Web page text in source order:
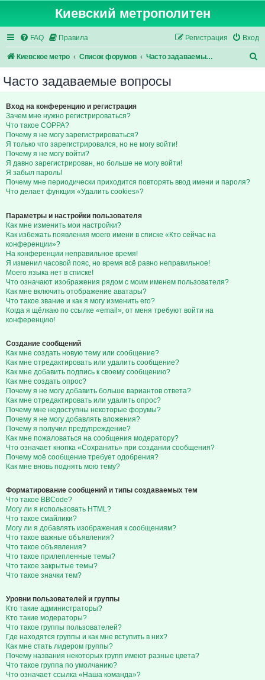
Киевский метрополитен
FAQ Правила Вход
Регистрация
Киевское метро Список форумов Часто задаваемые вопросы
Часто задаваемые вопросы
Вход на конференцию и регистрация
Зачем мне нужно регистрироваться?
Что такое COPPA?
Почему я не могу зарегистрироваться?
Я только что зарегистрировался, но не могу войти!
Почему я не могу войти?
Я давно зарегистрирован, но больше не могу войти!
Я забыл пароль!
Почему мне периодически приходится повторять ввод имени и пароля?
Что делает функция «Удалить cookies»?
Параметры и настройки пользователя
Как мне изменить мои настройки?
Как избежать появления моего имени в списке «Кто сейчас на
конференции»?
На конференции неправильное время!
Я изменил часовой пояс, но время всё равно неправильное!
Моего языка нет в списке!
Что означают изображения рядом с моим именем пользователя?
Как мне включить отображение аватары?
Что такое звание и как я могу изменить его?
Когда я щёлкаю по ссылке «email», от меня требуют войти на
конференцию!
Создание сообщений
Как мне создать новую тему или сообщение?
Как мне отредактировать или удалить сообщение?
Как мне добавить подпись к своему сообщению?
Как мне создать опрос?
Почему я не могу добавить больше вариантов ответа?
Как мне отредактировать или удалить опрос?
Почему мне недоступны некоторые форумы?
Почему я не могу добавлять вложения?
Почему я получил предупреждение?
Как мне пожаловаться на сообщения модератору?
Что означает кнопка «Сохранить» при создании сообщения?
Почему моё сообщение требует одобрения?
Как мне вновь поднять мою тему?
Форматирование сообщений и типы создаваемых тем
Что такое BBCode?
Могу ли я использовать HTML?
Что такое смайлики?
Могу ли я добавлять изображения к сообщениям?
Что такое важные объявления?
Что такое объявления?
Что такое прилепленные темы?
Что такое закрытые темы?
Что такое значки тем?
Уровни пользователей и группы
Кто такие администраторы?
Кто такие модераторы?
Что такое группы пользователей?
Где находятся группы и как мне вступить в них?
Как мне стать лидером группы?
Почему названия некоторых групп имеют разные цвета?
Что такое группа по умолчанию?
Что означает ссылка «Наша команда»?